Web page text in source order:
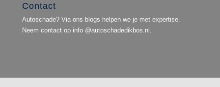
Contact
Autoschade? Via ons blogs helpen we je met expertise.
Neem contact op info @autoschadedikbos.nl.